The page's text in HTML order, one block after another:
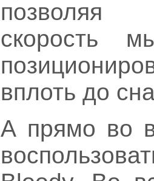
позволяя
скорость
вплоть до
А прямо во